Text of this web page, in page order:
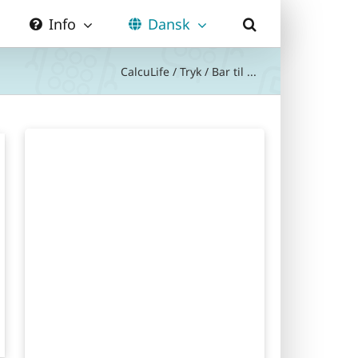
Info Dansk
CalcuLife / Tryk / Bar til ...